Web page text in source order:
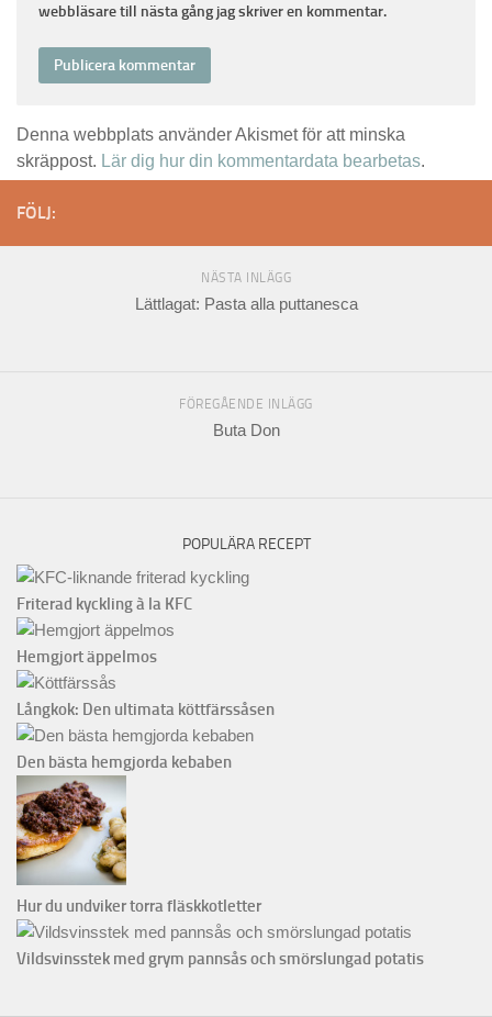
webbläsare till nästa gång jag skriver en kommentar.
Denna webbplats använder Akismet för att minska
skräppost. Lär dig hur din kommentardata bearbetas.
FÖLJ:
NÄSTA INLÄGG
Lättlagat: Pasta alla puttanesca
FÖREGÅENDE INLÄGG
Buta Don
POPULÄRA RECEPT
Friterad kyckling à la KFC
Hemgjort äppelmos
Långkok: Den ultimata köttfärssåsen
Den bästa hemgjorda kebaben
Hur du undviker torra fläskkotletter
Vildsvinsstek med grym pannsås och smörslungad potatis